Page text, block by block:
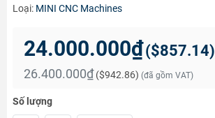
Loại: MINI CNC Machines
24.000.000₫($857.14)
26.400.000₫ ($942.86) (đã gồm VAT)
Số lượng